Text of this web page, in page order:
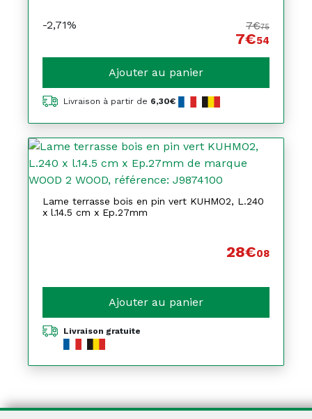
-2,71% 7€75
7€54
Ajouter au panier
Livraison à partir de 6,30€
Lame terrasse bois en pin vert KUHMO2, L.240
x l.14.5 cm x Ep.27mm
28€08
Ajouter au panier
Livraison gratuite